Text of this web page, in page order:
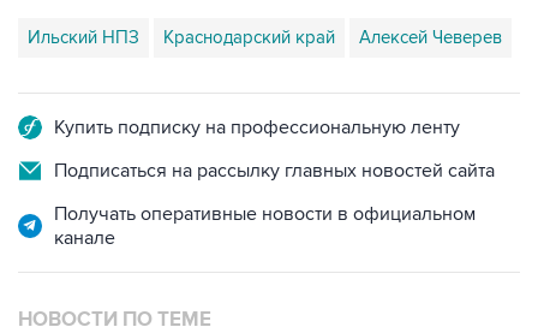
Ильский НПЗ Краснодарский край Алексей Чеверев
Купить подписку на профессиональную ленту
Подписаться на рассылку главных новостей сайта
Получать оперативные новости в официальном
канале
НОВОСТИ ПО ТЕМЕ